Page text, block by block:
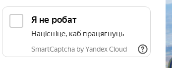
Я не робат
Націсніце, каб працягнуць
SmartCaptcha by Yandex Cloud